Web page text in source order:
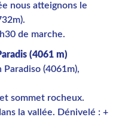
nous atteignons le
de marche.
(4061 m)
(4061m),
sommet rocheux.
la vallée. Dénivelé : +